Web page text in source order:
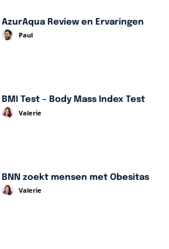
AzurAqua Review en Ervaringen
Paul
BMI Test – Body Mass Index Test
Valerie
BNN zoekt mensen met Obesitas
Valerie